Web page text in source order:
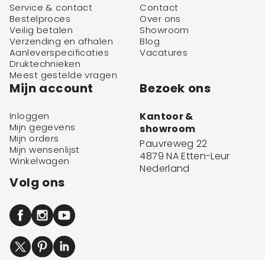
Service & contact
Bestelproces
Veilig betalen
Verzending en afhalen
Aanleverspecificaties
Druktechnieken
Meest gestelde vragen
Contact
Over ons
Showroom
Blog
Vacatures
Mijn account
Inloggen
Mijn gegevens
Mijn orders
Mijn wensenlijst
Winkelwagen
Bezoek ons
Kantoor &
showroom
Pauvreweg 22
4879 NA Etten-Leur
Nederland
Volg ons